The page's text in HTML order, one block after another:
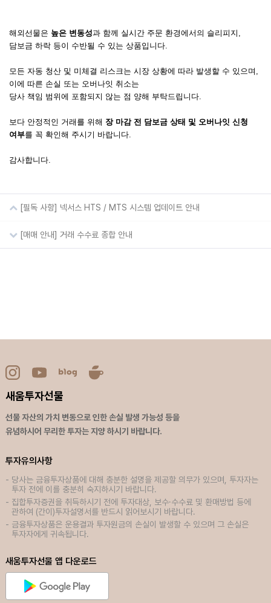
해외선물은 높은 변동성과 함께 실시간 주문 환경에서의 슬리피지,
담보금 하락 등이 수반될 수 있는 상품입니다.
모든 자동 청산 및 미체결 리스크는 시장 상황에 따라 발생할 수 있으며,
이에 따른 손실 또는 오버나잇 취소는
당사 책임 범위에 포함되지 않는 점 양해 부탁드립니다.
보다 안정적인 거래를 위해 장 마감 전 담보금 상태 및 오버나잇 신청
여부를 꼭 확인해 주시기 바랍니다.
감사합니다.
해외선물 투자
[필독 사항] 넥서스 HTS / MTS 시스템 업데이트 안내
[매매 안내] 거래 수수료 종합 안내
새움투자선물
선물 자산의 가치 변동으로 인한 손실 발생 가능성 등을
유념하시어 무리한 투자는 지양 하시기 바랍니다.
투자유의사항
당사는 금융투자상품에 대해 충분한 설명을 제공할 의무가 있으며, 투자자는
투자 전에 이를 충분히 숙지하시기 바랍니다.
집합투자증권을 취득하시기 전에 투자대상, 보수·수수료 및 환매방법 등에
관하여 (간이)투자설명서를 반드시 읽어보시기 바랍니다.
금융투자상품은 운용결과 투자원금의 손실이 발생할 수 있으며 그 손실은
투자자에게 귀속됩니다.
새움투자선물 앱 다운로드